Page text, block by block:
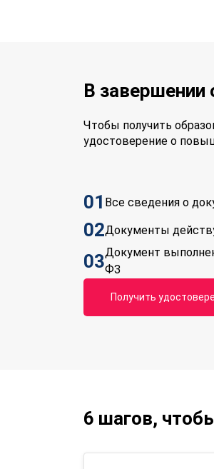
В завершении
Чтобы получить
удостоверение о
01 Все сведения о
02Документы
03Документ
ФЗ
Получить
6 шагов,